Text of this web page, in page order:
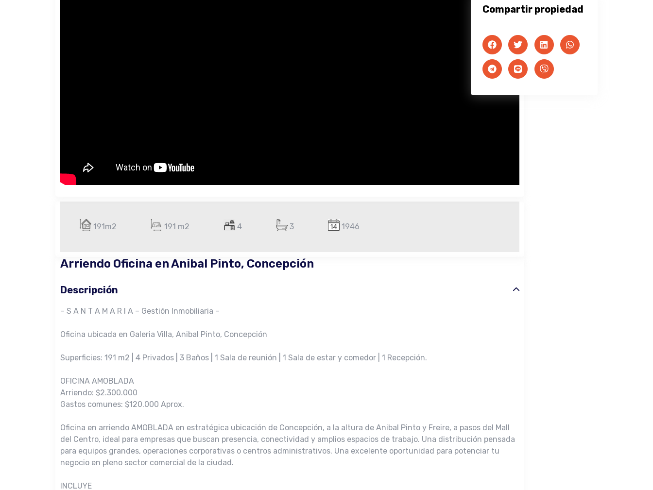
191m2 191 m2 4 3 1946
Arriendo Oficina en Anibal Pinto, Concepción
Descripción
– S A N T A M A R I A – Gestión Inmobiliaria –
Oficina ubicada en Galeria Villa, Anibal Pinto, Concepción
Superficies: 191 m2 | 4 Privados | 3 Baños | 1 Sala de reunión | 1 Sala de estar y comedor | 1 Recepción.
OFICINA AMOBLADA
Arriendo: $2.300.000
Gastos comunes: $120.000 Aprox.
Oficina en arriendo AMOBLADA en estratégica ubicación de Concepción, a la altura de Anibal Pinto y Freire, a pasos del Mall
del Centro, ideal para empresas que buscan presencia, conectividad y amplios espacios de trabajo. Una distribución pensada
para equipos grandes, operaciones corporativas o centros administrativos. Una excelente oportunidad para potenciar tu
negocio en pleno sector comercial de la ciudad.
INCLUYE
Compartir propiedad